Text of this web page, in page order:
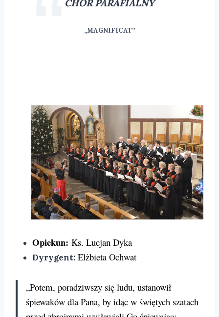
CHÓR PARAFIALNY
„MAGNIFICAT”
Opiekun: Ks. Lucjan Dyka
Dyrygent: Elżbieta Ochwat
„Potem, poradziwszy się ludu, ustanowił
śpiewaków dla Pana, by idąc w świętych szatach